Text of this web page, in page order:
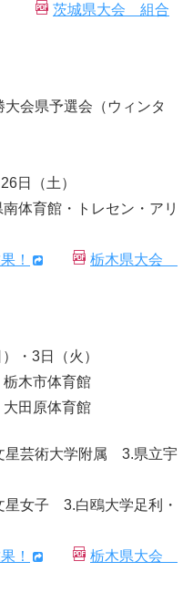
茨城県大会 組合
会県予選会（ウィンタ
日（土）
体育館・トレセン・アリ
！
栃木県大会
・3日（火）
木市体育館
田原体育館
芸術大学附属 3.県立宇
女子 3.白鴎大学足利・
！
栃木県大会